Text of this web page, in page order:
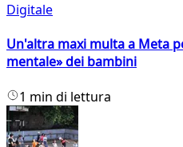
Digitale
Un'altra maxi multa a Meta
mentale» dei bambini
1 min di lettura